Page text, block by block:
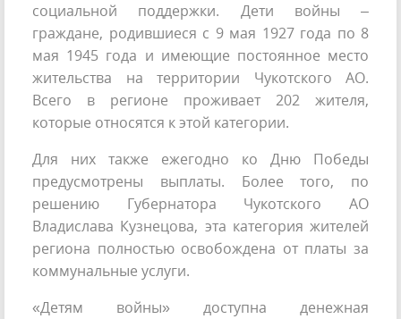
социальной поддержки. Дети войны –
граждане, родившиеся с 9 мая 1927 года по 8
мая 1945 года и имеющие постоянное место
жительства на территории Чукотского АО.
Всего в регионе проживает 202 жителя,
которые относятся к этой категории.
Для них также ежегодно ко Дню Победы
предусмотрены выплаты. Более того, по
решению Губернатора Чукотского АО
Владислава Кузнецова, эта категория жителей
региона полностью освобождена от платы за
коммунальные услуги.
«Детям войны» доступна денежная